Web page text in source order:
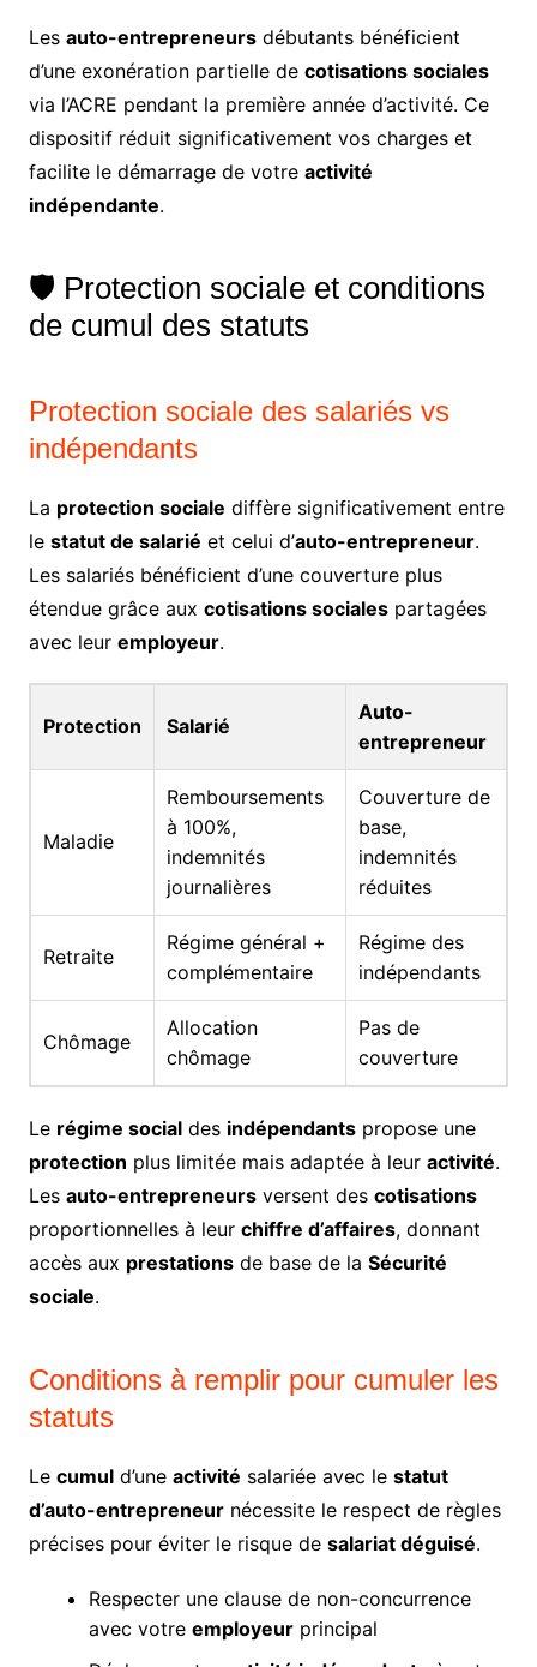
Les auto-entrepreneursdébutants bénéficient
d’une exonération partielle de cotisations sociales
via l’ACRE pendant la première année d’activité. Ce
dispositif réduit significativement vos charges et
facilite le démarrage de votre activité
indépendante.
🛡️ Protection sociale et conditions
de cumul des statuts
Protection sociale des salariés vs
indépendants
La protection sociale diffère significativement entre
le statut de salarié et celui d’auto-entrepreneur.
Les salariés bénéficient d’une couverture plus
étendue grâce aux cotisations socialespartagées
avec leur employeur.
Protection Salarié
Auto-
entrepreneur
Maladie
Remboursements
à 100%,
indemnités
journalières
Couverture de
base,
indemnités
réduites
Retraite
Régime général +
complémentaire
Régime des
indépendants
Chômage
Allocation
chômage
Pas de
couverture
Le régime socialdes indépendantspropose une
protection plus limitée mais adaptée à leur activité.
Les auto-entrepreneursversent des cotisations
proportionnelles à leur chiffre d’affaires, donnant
accès aux prestationsde base de la Sécurité
sociale.
Conditions à remplir pour cumuler les
statuts
Le cumuld’une activité salariée avec le statut
d’auto-entrepreneurnécessite le respect de règles
précises pour éviter le risque de salariat déguisé.
Respecter une clause de non-concurrence
avec votre employeurprincipal